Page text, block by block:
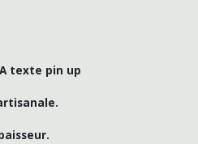
texte pin up